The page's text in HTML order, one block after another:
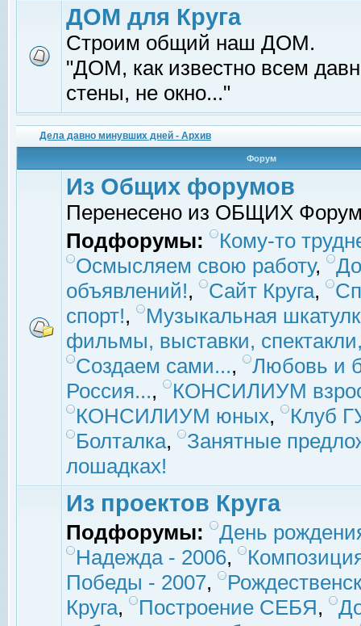
ДОМ для Круга
Строим общий наш ДОМ.
"ДОМ, как известно всем
стены, не окно..."
Дела давно минувших дней - Архив
Форум
Из Общих форумов
Перенесено из ОБЩИХ
Подфорумы:
Кому-то
Осмысляем свою работу,
объявлений!, Сайт Круга,
спорт!,
Музыкальная
фильмы, выставки,
Создаем сами...,
Любовь и
Россия...,
КОНСИЛИУМ
КОНСИЛИУМ юных,
Клуб
Болталка,
Занятные
лошадках!
Из проектов Круга
Подфорумы:
День
Надежда - 2006,
Победы - 2007,
Круга, Построение СЕБЯ,